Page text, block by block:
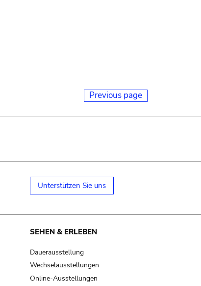
Previous page
Unterstützen Sie uns
SEHEN & ERLEBEN
Dauerausstellung
Wechselausstellungen
Online-Ausstellungen